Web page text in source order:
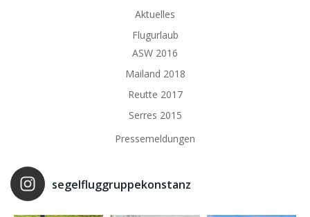
Aktuelles
Flugurlaub
ASW 2016
Mailand 2018
Reutte 2017
Serres 2015
Pressemeldungen
segelfluggruppekonstanz